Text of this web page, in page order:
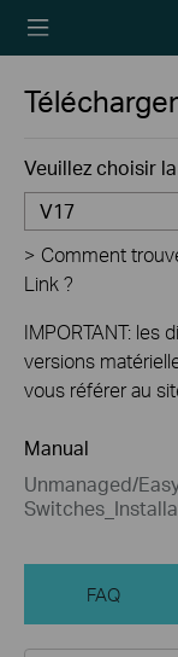
Veuillez choisir
V17
> Comment
Link ?
IMPORTANT: les
versions
vous référer au
Manual
Unmanaged/
FAQ